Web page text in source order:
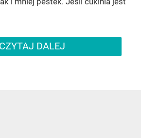
CZYTAJ DALEJ